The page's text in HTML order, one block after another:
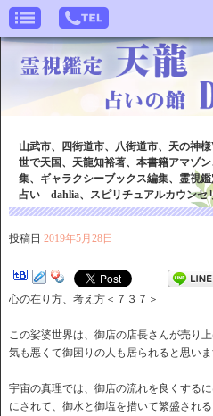
山武市、四街道市、八街道市、天の神
世で天国、天龍知裕著、本書籍アマゾ
集、ギャラクシーブックス編集、霊視
占い dahlia、スピリチュアルカウンセ
投稿日 2019年5月28日
心の在り方、考え方＜７３７＞
この娑婆世界は、御店の店長さんが売り
気も悪くて御困りの人も居られると思いま
宇宙の真理では、御店の流れを良くする
にされて、御水と御塩を措いて繁盛され